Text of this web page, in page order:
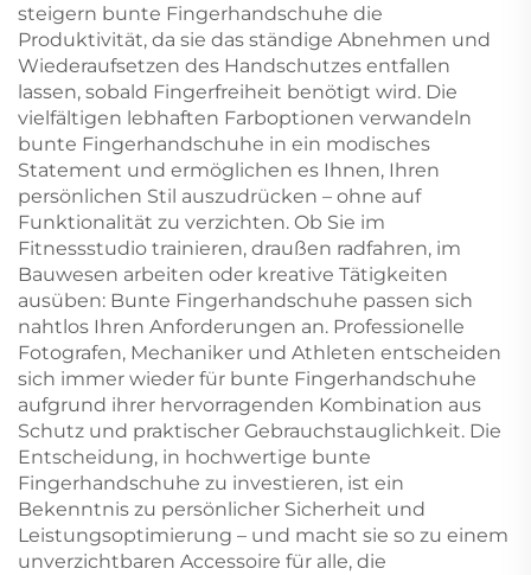
steigern bunte Fingerhandschuhe die
Produktivität, da sie das ständige Abnehmen und
Wiederaufsetzen des Handschutzes entfallen
lassen, sobald Fingerfreiheit benötigt wird. Die
vielfältigen lebhaften Farboptionen verwandeln
bunte Fingerhandschuhe in ein modisches
Statement und ermöglichen es Ihnen, Ihren
persönlichen Stil auszudrücken – ohne auf
Funktionalität zu verzichten. Ob Sie im
Fitnessstudio trainieren, draußen radfahren, im
Bauwesen arbeiten oder kreative Tätigkeiten
ausüben: Bunte Fingerhandschuhe passen sich
nahtlos Ihren Anforderungen an. Professionelle
Fotografen, Mechaniker und Athleten entscheiden
sich immer wieder für bunte Fingerhandschuhe
aufgrund ihrer hervorragenden Kombination aus
Schutz und praktischer Gebrauchstauglichkeit. Die
Entscheidung, in hochwertige bunte
Fingerhandschuhe zu investieren, ist ein
Bekenntnis zu persönlicher Sicherheit und
Leistungsoptimierung – und macht sie so zu einem
unverzichtbaren Accessoire für alle, die